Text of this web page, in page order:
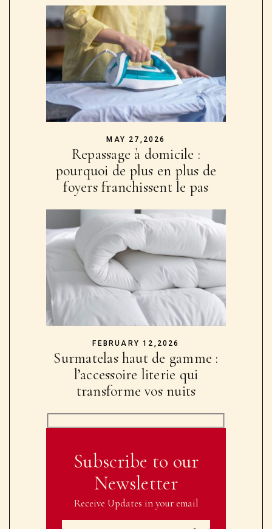
MAY 27,2026
Repassage à domicile :
pourquoi de plus en plus de
foyers franchissent le pas
FEBRUARY 12,2026
Surmatelas haut de gamme :
l’accessoire literie qui
transforme vos nuits
Subscribe to our
Newsletter
Receive Updates in your email